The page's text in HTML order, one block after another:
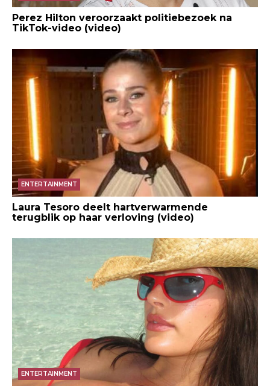
Perez Hilton veroorzaakt politiebezoek na
TikTok-video (video)
ENTERTAINMENT
Laura Tesoro deelt hartverwarmende
terugblik op haar verloving (video)
ENTERTAINMENT